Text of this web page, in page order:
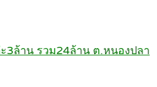
3ล้าน รวม24ล้าน ต.หนองปลา